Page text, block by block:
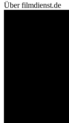
Über filmdienst.de